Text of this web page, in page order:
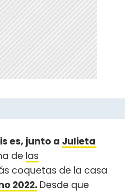
es, junto a Julieta
de las
coquetas de la casa
2022. Desde que